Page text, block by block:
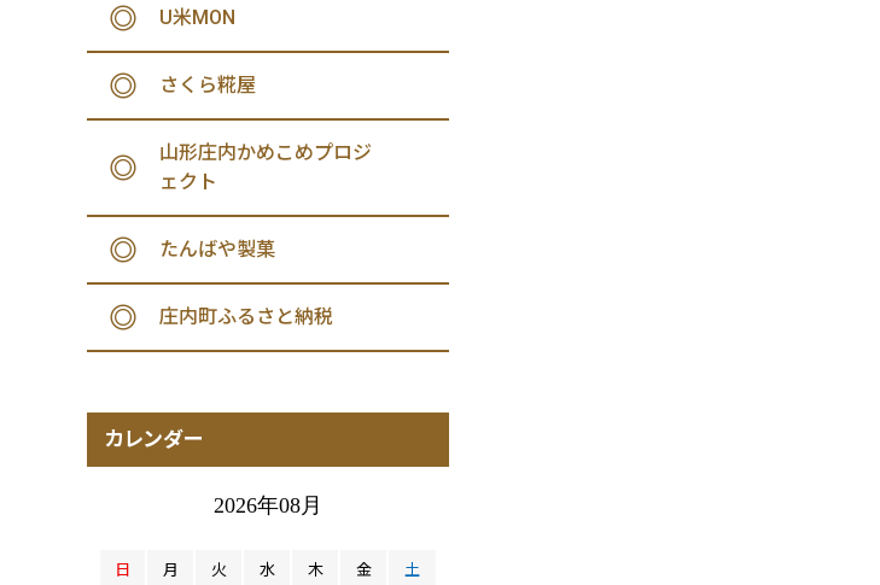
U米MON
さくら糀屋
山形庄内かめこめプロジ
ェクト
たんばや製菓
庄内町ふるさと納税
カレンダー
2026年08月
日 月 火 水 木 金 土